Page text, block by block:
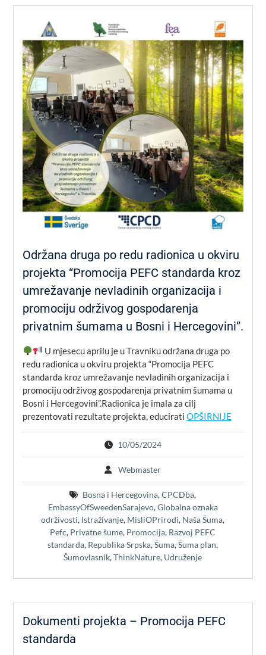
Održana druga po redu radionica u okviru
projekta “Promocija PEFC standarda kroz
umrežavanje nevladinih organizacija i
promociju održivog gospodarenja
privatnim šumama u Bosni i Hercegovini”.
U mjesecu aprilu je u Travniku održana druga po
redu radionica u okviru projekta “Promocija PEFC
standarda kroz umrežavanje nevladinih organizacija i
promociju održivog gospodarenja privatnim šumama u
Bosni i Hercegovini”.Radionica je imala za cilj
prezentovati rezultate projekta, educirati OPŠIRNIJE
10/05/2024
Webmaster
Bosna i Hercegovina,CPCDba,
EmbassyOfSweedenSarajevo,Globalna oznaka
održivosti, Istraživanje, MisliOPrirodi, Naša Šuma,
Pefc, Privatne šume, Promocija, Razvoj PEFC
standarda, Republika Srpska,Šuma,Šuma plan,
Šumovlasnik,ThinkNature, Udruženje
Dokumenti projekta – Promocija PEFC
standarda